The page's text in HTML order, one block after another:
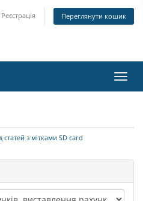
Реєстрація Переглянути кошик
статей з мітками SD card